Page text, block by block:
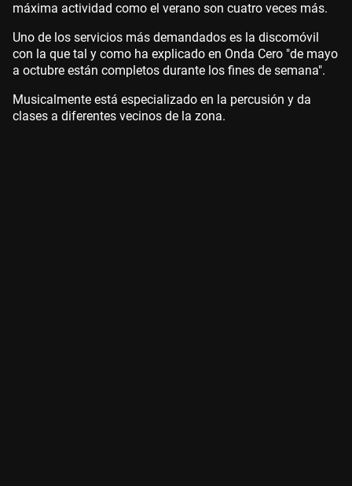
máxima actividad como el verano son cuatro veces más.
Uno de los servicios más demandados es la discomóvil
con la que tal y como ha explicado en Onda Cero "de mayo
a octubre están completos durante los fines de semana".
Musicalmente está especializado en la percusión y da
clases a diferentes vecinos de la zona.